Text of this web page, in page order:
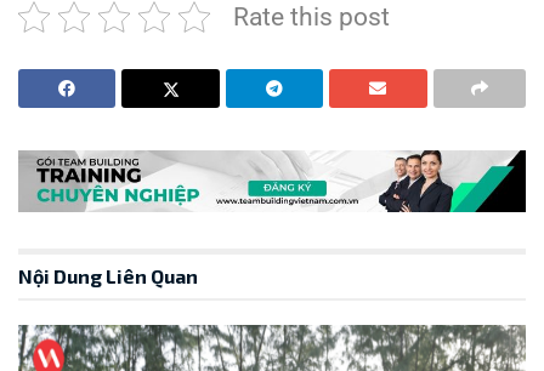
Rate this post
Nội Dung Liên Quan